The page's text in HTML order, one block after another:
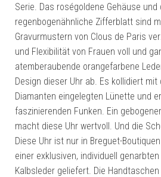
Serie. Das roségoldene Gehäuse und
regenbogenähnliche Zifferblatt sind
Gravurmustern von Clous de Paris
und Flexibilität von Frauen voll und
atemberaubende orangefarbene
Design dieser Uhr ab. Es kollidiert
Diamanten eingelegten Lünette und
faszinierenden Funken. Ein
macht diese Uhr wertvoll. Und die
Diese Uhr ist nur in Breguet-
einer exklusiven, individuell
Kalbsleder geliefert. Die